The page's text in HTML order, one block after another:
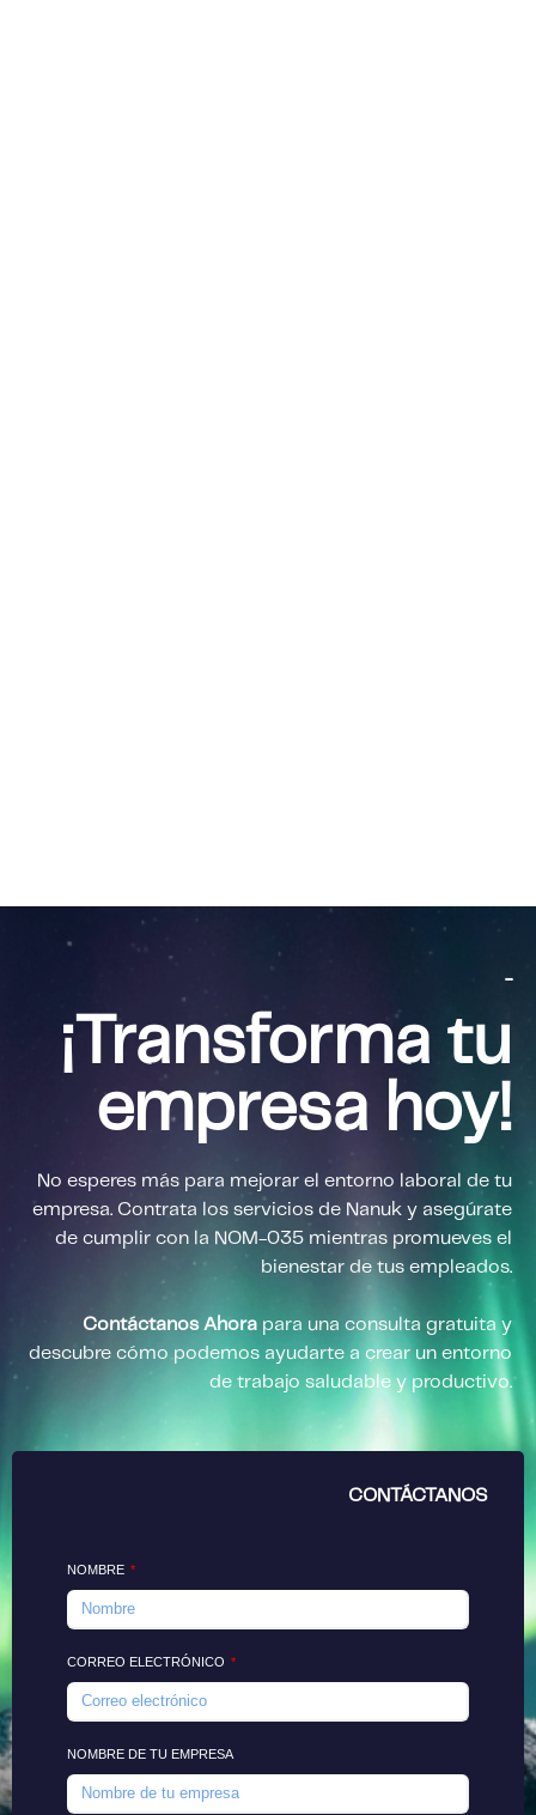
...
¡Transforma tu
empresa hoy!
No esperes más para mejorar el entorno laboral de tu
empresa. Contrata los servicios de Nanuk y asegúrate
de cumplir con la NOM-035 mientras promueves el
bienestar de tus empleados.
Contáctanos Ahora para una consulta gratuita y
descubre cómo podemos ayudarte a crear un entorno
de trabajo saludable y productivo.
CONTÁCTANOS
NOMBRE
CORREO ELECTRÓNICO
NOMBRE DE TU EMPRESA